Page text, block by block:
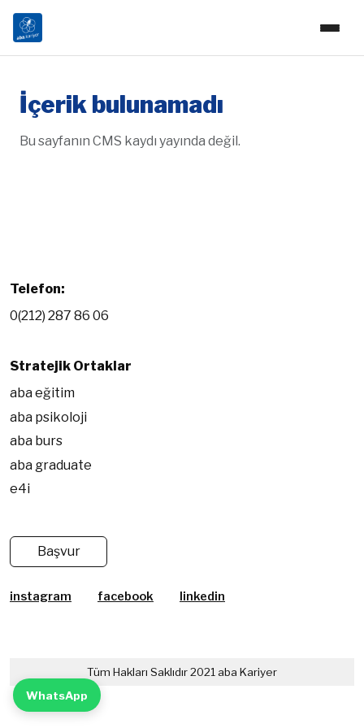
WhatsApp
İçerik bulunamadı
Bu sayfanın CMS kaydı yayında değil.
Telefon:
0(212) 287 86 06
Stratejik Ortaklar
aba eğitim
aba psikoloji
aba burs
aba graduate
e4i
Başvur
instagram facebook linkedin
Tüm Hakları Saklıdır 2021 aba Kariyer